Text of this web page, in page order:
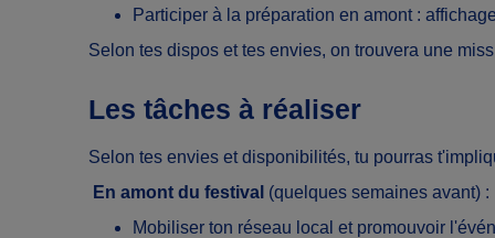
Participer à la préparation en amont :
Selon tes dispos et tes envies, on trouvera une
Les tâches à réaliser
Selon tes envies et disponibilités, tu pourras
En amont du festival (quelques semaines avant) :
Mobiliser ton réseau local et promouvoir